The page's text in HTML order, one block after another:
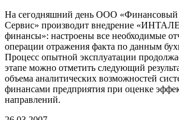
На сегодняшний день ООО «Финансовый
Сервис» производит внедрение
финансы»: настроены все необходимые
операции отражения факта по данным
Процесс опытной эксплуатации
этапе можно отметить следующий
объема аналитических возможностей
финансами предприятия при оценке
направлений.